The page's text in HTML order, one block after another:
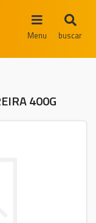
Menu buscar
400G